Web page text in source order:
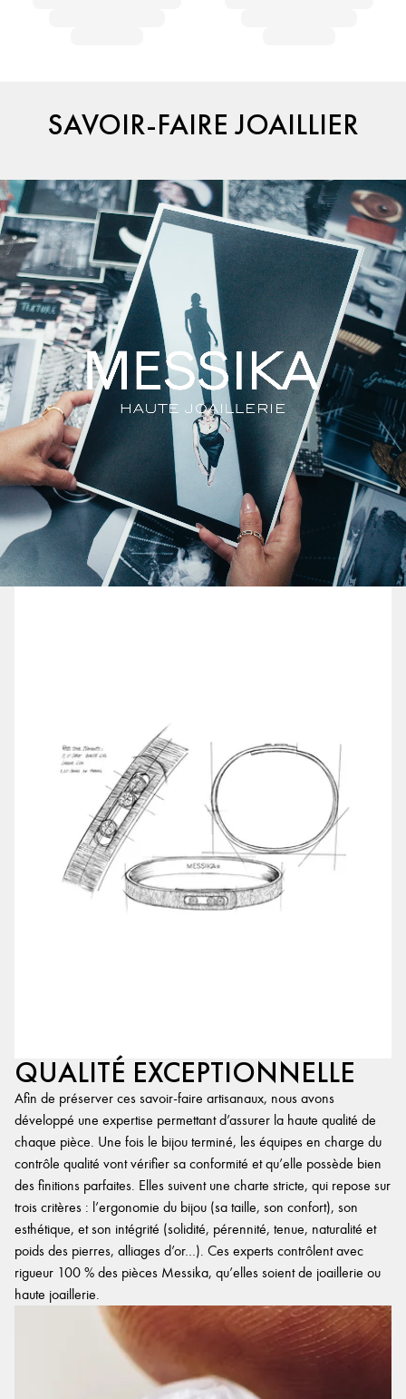
SAVOIR-FAIRE JOAILLIER
QUALITÉ EXCEPTIONNELLE
Afin de préserver ces savoir-faire artisanaux, nous avons
développé une expertise permettant d’assurer la haute qualité de
chaque pièce. Une fois le bijou terminé, les équipes en charge du
contrôle qualité vont vérifier sa conformité et qu’elle possède bien
des finitions parfaites. Elles suivent une charte stricte, qui repose sur
trois critères : l’ergonomie du bijou (sa taille, son confort), son
esthétique, et son intégrité (solidité, pérennité, tenue, naturalité et
poids des pierres, alliages d’or…). Ces experts contrôlent avec
rigueur 100 % des pièces Messika, qu’elles soient de joaillerie ou
haute joaillerie.